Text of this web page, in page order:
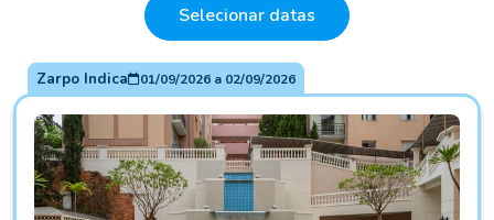
Selecionar datas
Zarpo Indica 01/09/2026a 02/09/2026